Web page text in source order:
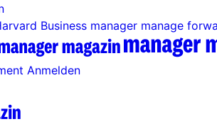
Business manager manage
Anmelden